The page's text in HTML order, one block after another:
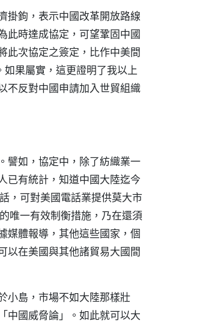
掛鉤，表示中國改革開放路線
此時達成協定，可望鞏固中國
此次協定之簽定，比作中美間
果屬實，這更證明了我以上
不反對中國申請加入世貿組織
譬如，協定中，除了紡織業一
已有統計，知道中國大陸迄今
，可對美國電話業提供莫大市
唯一有效制衡措施，乃在還須
媒體報導，其他這些國家，個
以在美國與其他諸貿易大國間
小島，市場不如大陸那樣壯
中國威脅論」。如此就可以大